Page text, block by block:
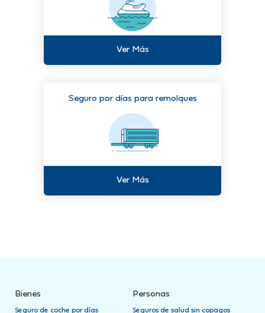
Ver Más
Seguro por días para remolques
Ver Más
Bienes
Seguro de coche por días
Personas
Seguros de salud sin copagos